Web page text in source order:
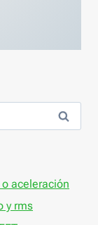
aceleración
y rms